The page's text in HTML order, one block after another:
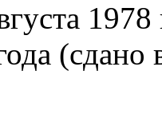
(сдано